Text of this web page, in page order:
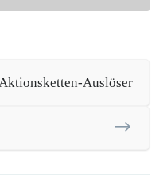
Auslöser